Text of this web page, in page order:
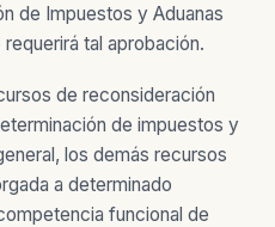
de Impuestos y Aduanas
tal aprobación.
de reconsideración
de impuestos y
los demás recursos
a determinado
funcional de